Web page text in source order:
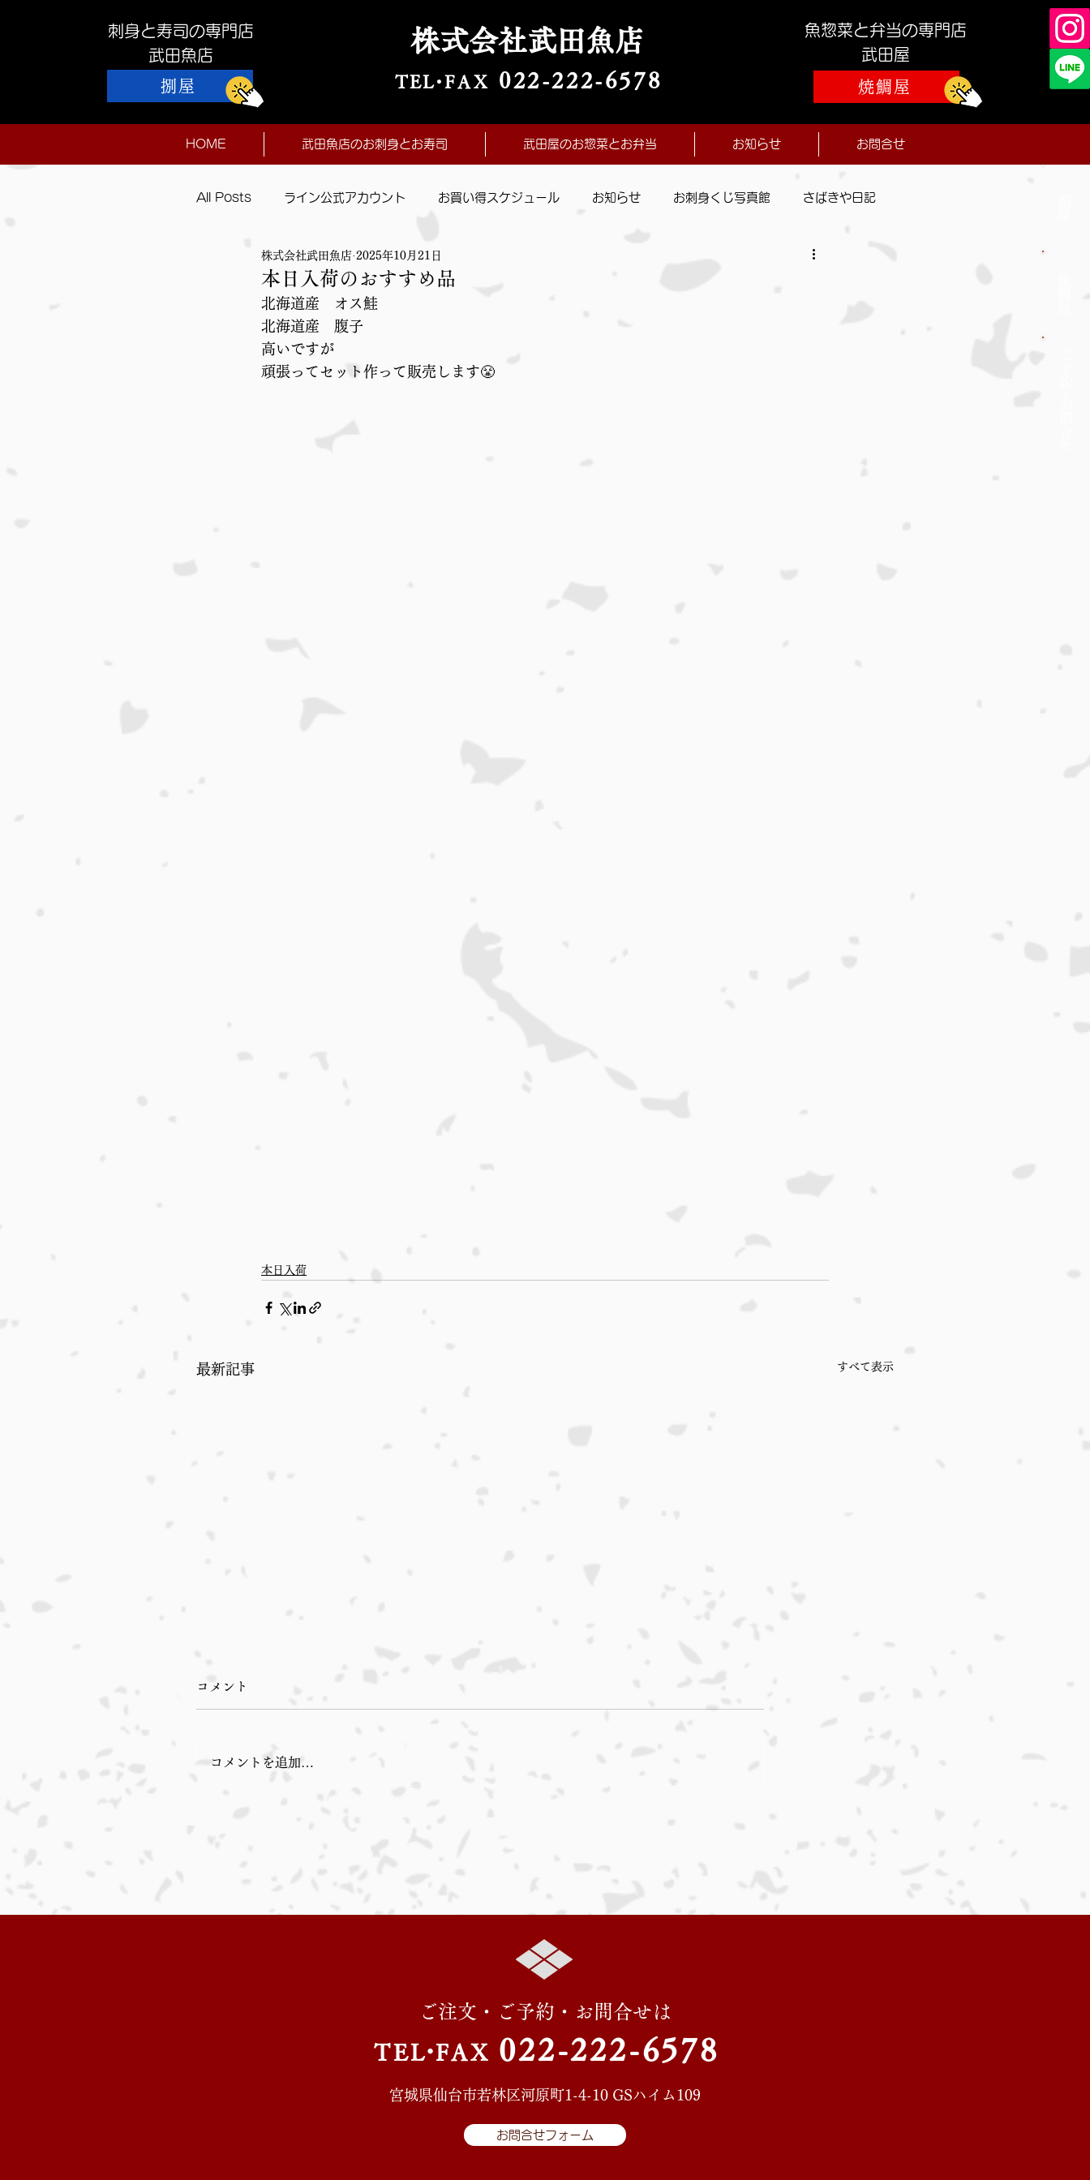
刺身と寿司の専門店
​武田魚店
捌屋
株式会社武田魚店
TEL・FAX 022-222-6578
魚惣菜と弁当の専門店
​武田屋
焼鯛屋
HOME 武田魚店のお刺身とお寿司 武田屋のお惣菜とお弁当 お知らせ お問合せ
All Posts ライン公式アカウント お買い得スケジュール お知らせ お刺身くじ写真館 さばきや日記
本日入荷
本日入荷のおすすめ品
株式会社武田魚店 2025年10月21日
北海道産　オス鮭
北海道産　腹子
高いですが
頑張ってセット作って販売します😤
本日入荷
最新記事 すべて表示
コメント
コメントを追加…
ご注文・ご予約・お問合せは
TEL・FAX 022-222-6578
宮城県仙台市若林区河原町1-4-10 GSハイム109
お問合せフォーム